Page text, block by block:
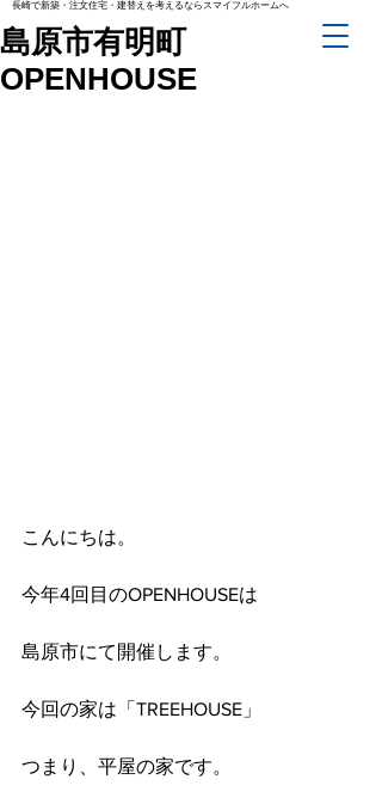
長崎で新築・注文住宅・建替えを考えるならスマイフルホームへ
島原市有明町
OPENHOUSE
こんにちは。
今年4回目のOPENHOUSEは
島原市にて開催します。
今回の家は「TREEHOUSE」
つまり、平屋の家です。